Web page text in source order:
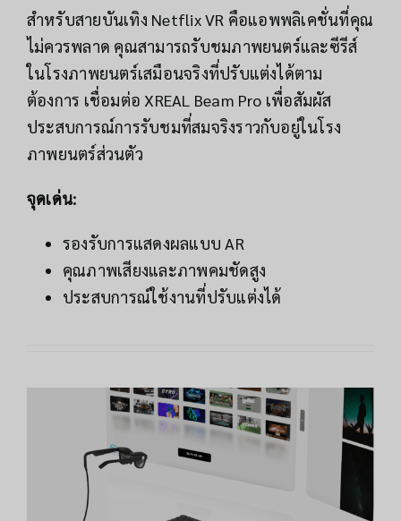
สำหรับสายบันเทิง Netflix VR คือแอพพลิเคชั่นที่คุณ
ไม่ควรพลาด คุณสามารถรับชมภาพยนตร์และซีรีส์
ในโรงภาพยนตร์เสมือนจริงที่ปรับแต่งได้ตาม
ต้องการ เชื่อมต่อ XREAL Beam Pro เพื่อสัมผัส
ประสบการณ์การรับชมที่สมจริงราวกับอยู่ในโรง
ภาพยนตร์ส่วนตัว
จุดเด่น:
รองรับการแสดงผลแบบ AR
คุณภาพเสียงและภาพคมชัดสูง
ประสบการณ์ใช้งานที่ปรับแต่งได้